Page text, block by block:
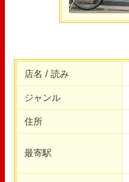
店名 / 読み
ジャンル
住所
最寄駅